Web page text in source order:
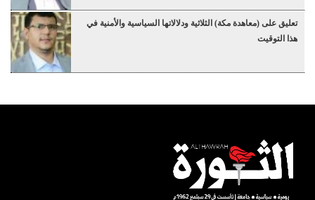
تعليق على (معاهدة مكة) الثلاثية ودلالاتها السياسية والأمنية في
هذا التوقيت